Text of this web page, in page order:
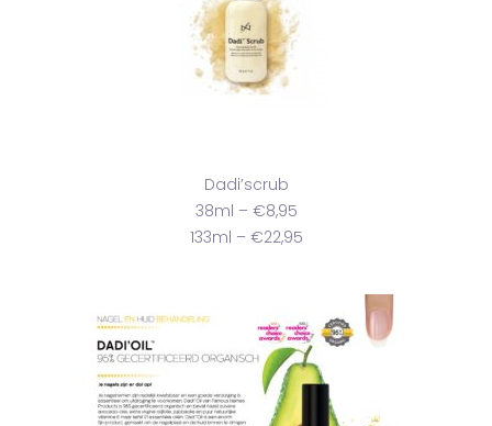
Dadi’scrub
38ml – €8,95
133ml – €22,95